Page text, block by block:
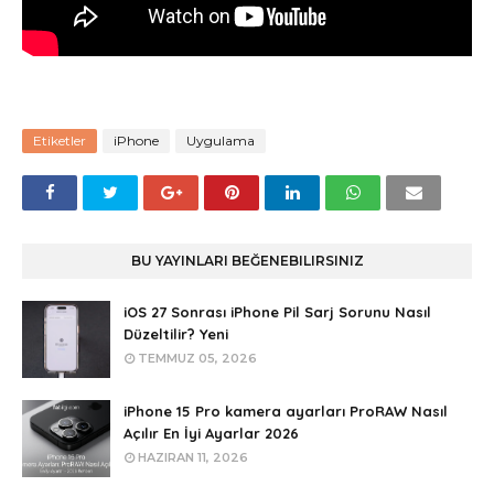
Etiketler iPhone Uygulama
BU YAYINLARI BEĞENEBILIRSINIZ
iOS 27 Sonrası iPhone Pil Sarj Sorunu Nasıl
Düzeltilir? Yeni
TEMMUZ 05, 2026
iPhone 15 Pro kamera ayarları ProRAW Nasıl
Açılır En İyi Ayarlar 2026
HAZIRAN 11, 2026